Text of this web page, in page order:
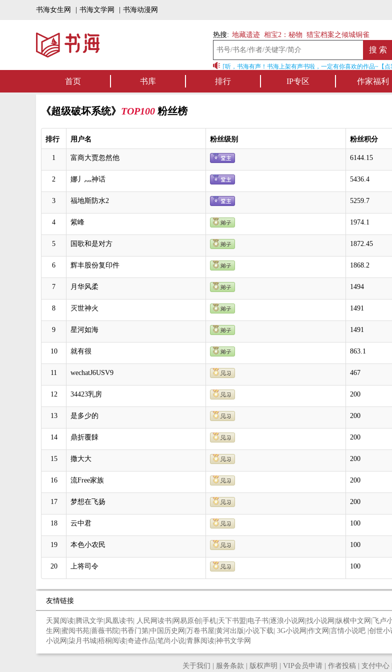
书海女生网 书海文学网 书海动漫网
热搜: 地藏遗迹 相宝2：秘物 猎宝档案之倾城铜雀
书海听书——好书可听，书海有声！书海上架有声书啦，一定有你喜欢的作品~【点我
首页 书库 排行 IP专区 作家福利
《超级破坏系统》 TOP100 粉丝榜
排行 用户名 粉丝级别 粉丝积分
1 富商大贾忽然他 6144.15
2 娜丿灬神话 5436.4
3 福地斯防水2 5259.7
4 紫峰 1974.1
5 国歌和是对方 1872.45
6 辉丰股份复印件 1868.2
7 月华风柔 1494
8 灭世神火 1491
9 星河如海 1491
10 就有很 863.1
11 wechatJ6USV9 467
12 34423乳房 200
13 是多少的 200
14 鼎折覆餗 200
15 撒大大 200
16 流Free家族 200
17 梦想在飞扬 200
18 云中君 100
19 本色小农民 100
20 上将司令 100
友情链接
天翼阅读 腾讯文学 凤凰读书 人民网读书 网易原创 手机 天下书盟 电子书 逐浪小说网 找小说网 纵横中文网 飞卢
生网 蜜阅书苑 蔷薇书院 书香门第 中国历史网 万卷书屋 黄河出版 小说下载 3G小说网 作文网 言情小说吧 创世小
小说网 柒月书城 梧桐阅读 奇迹作品 笔尚小说 青豚阅读 神书文学网
关于我们 服务条款 版权声明 VIP会员申请| 作者投稿| 支付中心|